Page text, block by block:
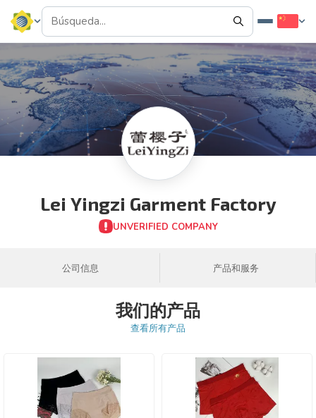
Lei Yingzi Garment Factory
UNVERIFIED COMPANY
公司信息 产品和服务
我们的产品
查看所有产品